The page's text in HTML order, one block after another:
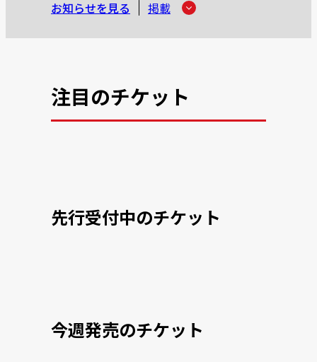
お知らせを見る 掲載
注目のチケット
先行受付中のチケット
今週発売のチケット